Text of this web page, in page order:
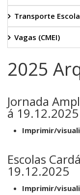
Transporte
Vagas (CMEI)
2025
Jornada
á 19.12.2025
Imprimir/
Escolas
19.12.2025
Imprimir/